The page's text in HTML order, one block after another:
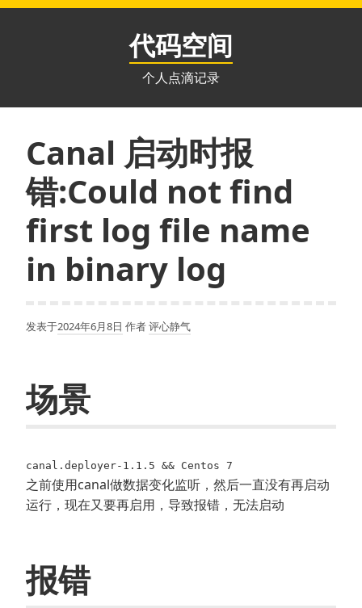
跳
代码空间
个人点滴记录
Canal 启动时报
错:Could not find
first log file name
in binary log
发表于2024年6月8日 作者评心静气
场景
canal.deployer-1.1.5 && Centos 7
之前使用canal做数据变化监听，然后一直没有再启动
运行，现在又要再启用，导致报错，无法启动
报错